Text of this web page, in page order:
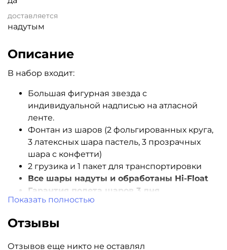
доставляется
надутым
Описание
В набор входит:
Большая фигурная звезда с
индивидуальной надписью на атласной
ленте.
Фонтан из шаров (2 фольгированных круга,
3 латексных шара пастель, 3 прозрачных
шара с конфетти)
2 грузика и 1 пакет для транспортировки
Все шары надуты и обработаны Hi-Float
Гарантия полета шаров 3 дня
Доставка шаров в день заказа! Звоните!
Показать полностью
Отзывы
Отзывов еще никто не оставлял